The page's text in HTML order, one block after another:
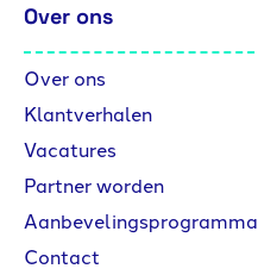
Over ons
Over ons
Klantverhalen
Vacatures
Partner worden
Aanbevelingsprogramma
Contact